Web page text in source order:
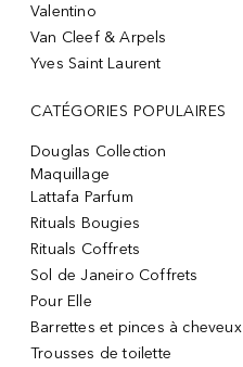
Valentino
Van Cleef & Arpels
Yves Saint Laurent
CATÉGORIES POPULAIRES
Douglas Collection
Maquillage
Lattafa Parfum
Rituals Bougies
Rituals Coffrets
Sol de Janeiro Coffrets
Pour Elle
Barrettes et pinces à cheveux
Trousses de toilette